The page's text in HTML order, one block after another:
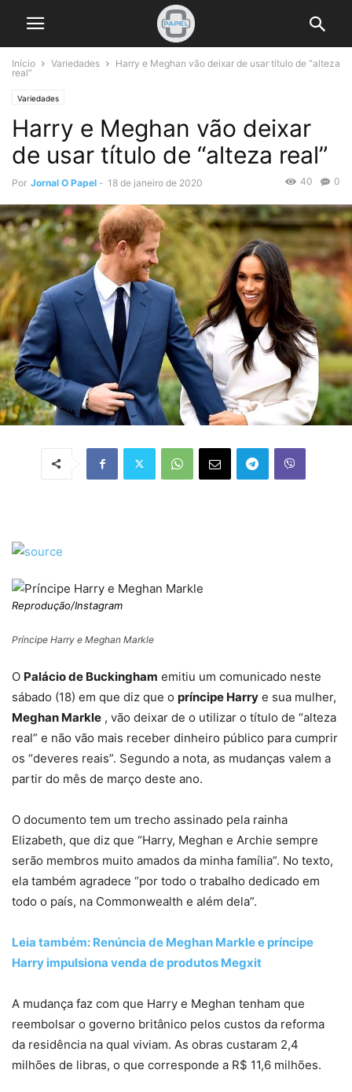
Início Variedades
Harry e Meghan vão deixar de usar título de “alteza
real”
Variedades
Harry e Meghan vão deixar
de usar título de “alteza real”
Por Jornal O Papel - 18 de janeiro de 2020 0
40
Reprodução/Instagram
Príncipe Harry e Meghan Markle
O Palácio de Buckingham emitiu um comunicado neste
sábado (18) em que diz que o príncipe Harry e sua mulher,
Meghan Markle , vão deixar de o utilizar o título de “alteza
real” e não vão mais receber dinheiro público para cumprir
os “deveres reais”. Segundo a nota, as mudanças valem a
partir do mês de março deste ano.
O documento tem um trecho assinado pela rainha
Elizabeth, que diz que “Harry, Meghan e Archie sempre
serão membros muito amados da minha família”. No texto,
ela também agradece “por todo o trabalho dedicado em
todo o país, na Commonwealth e além dela”.
Leia também: Renúncia de Meghan Markle e príncipe
Harry impulsiona venda de produtos Megxit
A mudança faz com que Harry e Meghan tenham que
reembolsar o governo britânico pelos custos da reforma
da residência na qual viviam. As obras custaram 2,4
milhões de libras, o que corresponde a R$ 11,6 milhões.